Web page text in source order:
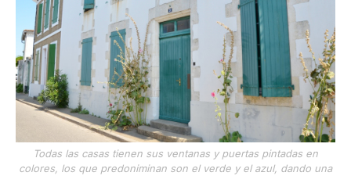
Todas las casas tienen sus ventanas y puertas pintadas en
colores, los que predoniminan son el verde y el azul, dando una